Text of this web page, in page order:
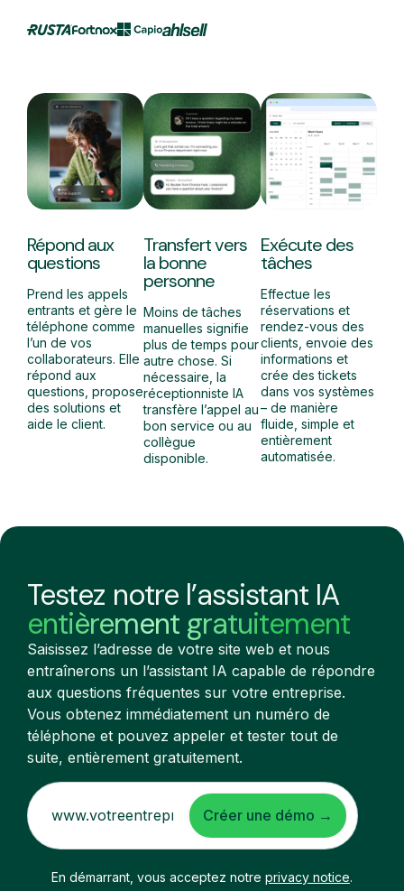
Répond aux
questions
Prend les appels
entrants et gère le
téléphone comme
l’un de vos
collaborateurs. Elle
répond aux
questions, propose
des solutions et
aide le client.
Transfert vers
la bonne
personne
Moins de tâches
manuelles signifie
plus de temps pour
autre chose. Si
nécessaire, la
réceptionniste IA
transfère l’appel au
bon service ou au
collègue
disponible.
Exécute des
tâches
Effectue les
réservations et
rendez-vous des
clients, envoie des
informations et
crée des tickets
dans vos systèmes
– de manière
fluide, simple et
entièrement
automatisée.
Testez notre l’assistant IA
entièrement gratuitement
Saisissez l’adresse de votre site web et nous
entraînerons un l’assistant IA capable de répondre
aux questions fréquentes sur votre entreprise.
Vous obtenez immédiatement un numéro de
téléphone et pouvez appeler et tester tout de
suite, entièrement gratuitement.
Créer une démo →
En démarrant, vous acceptez notre privacy notice.